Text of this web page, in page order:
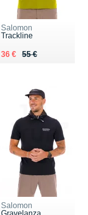
Salomon
Trackline
55 €
Au lieu de 55 €
36 €
Vendu 36 €
Salomon
Gravelanza